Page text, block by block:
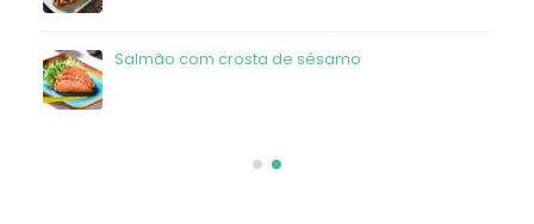
Salmão com crosta de sésamo